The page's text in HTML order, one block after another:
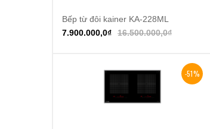
Thêm vào giỏ hàng
Bếp từ đôi kainer KA-228ML
16.500.000,0₫
7.900.000,0₫
-51%